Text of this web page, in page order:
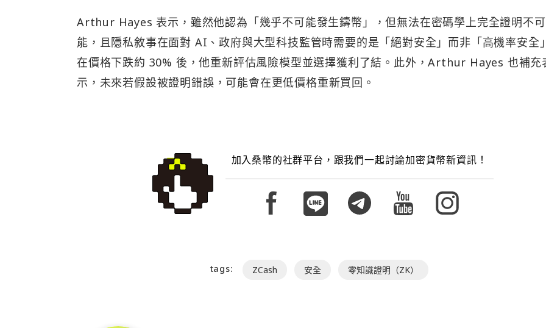
Arthur Hayes 表示，雖然他認為「幾乎不可能發生鑄幣」，但無法在密碼學上完全證明不可
能，且隱私敘事在面對 AI、政府與大型科技監管時需要的是「絕對安全」而非「高機率安全
在價格下跌約 30% 後，他重新評估風險模型並選擇獲利了結。此外，Arthur Hayes 也補充
示，未來若假設被證明錯誤，可能會在更低價格重新買回。
加入桑幣的社群平台，跟我們一起討論加密貨幣新資訊！
tags: ZCash 安全 零知識證明（ZK）